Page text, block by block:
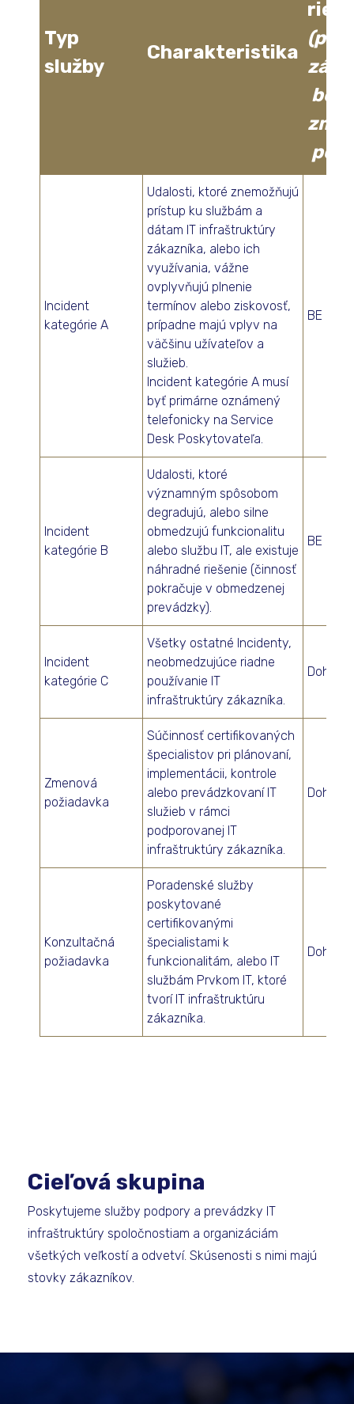
Typ
služby
Charakteristika
(pre
bez
Incident
kategórie A
Udalosti, ktoré znemožňujú
prístup ku službám a
dátam IT infraštruktúry
zákazníka, alebo ich
využívania, vážne
ovplyvňujú plnenie
termínov alebo ziskovosť,
prípadne majú vplyv na
väčšinu užívateľov a
služieb.
Incident kategórie A musí
byť primárne oznámený
telefonicky na Service
Desk Poskytovateľa.
BE
Incident
kategórie B
Udalosti, ktoré
významným spôsobom
degradujú, alebo silne
obmedzujú funkcionalitu
alebo službu IT, ale existuje
náhradné riešenie (činnosť
pokračuje v obmedzenej
prevádzky).
BE
Incident
kategórie C
Všetky ostatné Incidenty,
neobmedzujúce riadne
používanie IT
infraštruktúry zákazníka.
Zmenová
požiadavka
Súčinnosť certifikovaných
špecialistov pri plánovaní,
implementácii, kontrole
alebo prevádzkovaní IT
služieb v rámci
podporovanej IT
infraštruktúry zákazníka.
Konzultačná
požiadavka
Poradenské služby
poskytované
certifikovanými
špecialistami k
funkcionalitám, alebo IT
službám Prvkom IT, ktoré
tvorí IT infraštruktúru
zákazníka.
Cieľová skupina
Poskytujeme služby podpory a prevádzky IT
infraštruktúry spoločnostiam a organizáciám
všetkých veľkostí a odvetví. Skúsenosti s nimi majú
stovky zákazníkov.